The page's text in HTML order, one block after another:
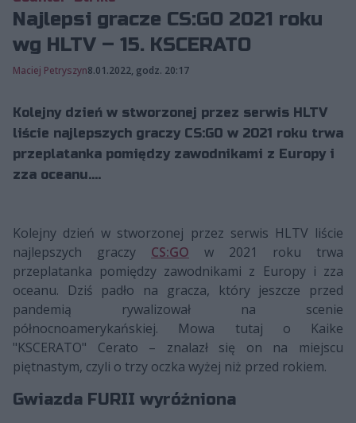
Najlepsi gracze CS:GO 2021 roku
wg HLTV – 15. KSCERATO
Maciej Petryszyn8.01.2022, godz. 20:17
Kolejny dzień w stworzonej przez serwis HLTV
liście najlepszych graczy CS:GO w 2021 roku trwa
przeplatanka pomiędzy zawodnikami z Europy i
zza oceanu....
Kolejny dzień w stworzonej przez serwis HLTV liście
najlepszych graczy CS:GO w 2021 roku trwa
przeplatanka pomiędzy zawodnikami z Europy i zza
oceanu. Dziś padło na gracza, który jeszcze przed
pandemią rywalizował na scenie
północnoamerykańskiej. Mowa tutaj o Kaike
"⁠KSCERATO⁠" Cerato – znalazł się on na miejscu
piętnastym, czyli o trzy oczka wyżej niż przed rokiem.
Gwiazda FURII wyróżniona